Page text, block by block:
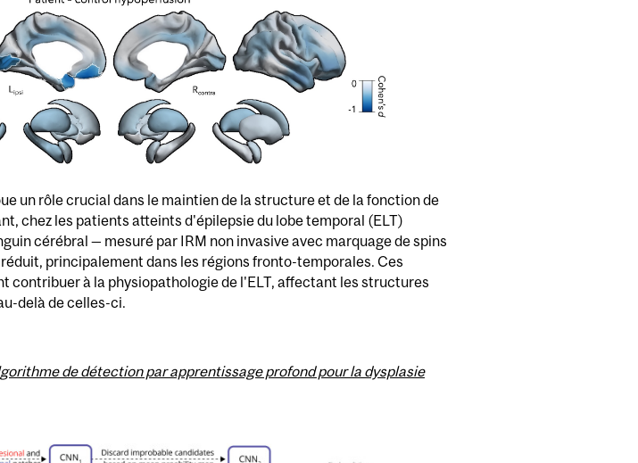
un rôle crucial dans le maintien de la structure et de la fonction de
chez les patients atteints d'épilepsie du lobe temporal (ELT)
cérébral — mesuré par IRM non invasive avec marquage de spins
principalement dans les régions fronto-temporales. Ces
contribuer à la physiopathologie de l'ELT, affectant les structures
delà de celles-ci.
de détection par apprentissage profond pour la dysplasie